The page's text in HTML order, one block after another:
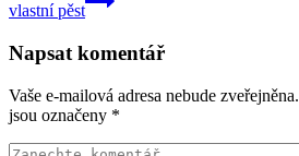
vlastní pěst
Napsat komentář
Vaše e-mailová adresa nebude zveřejněna.
jsou označeny *